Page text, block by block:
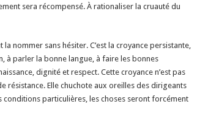
sera récompensé. À rationaliser la cruauté du
nommer sans hésiter. C’est la croyance persistante,
à parler la bonne langue, à faire les bonnes
dignité et respect. Cette croyance n’est pas
résistance. Elle chuchote aux oreilles des dirigeants
particulières, les choses seront forcément